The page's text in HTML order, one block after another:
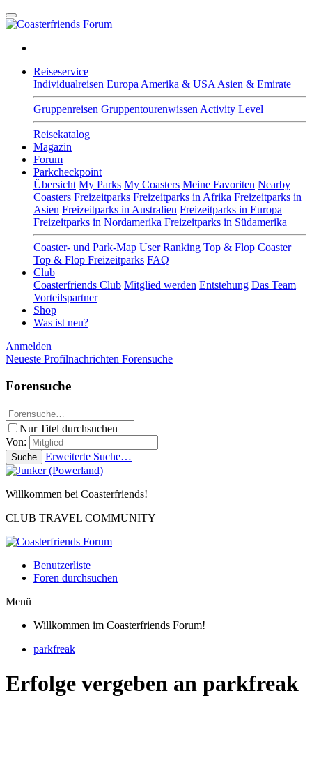
Reiseservice
Individualreisen Europa Amerika & USA Asien & Emirate
Gruppenreisen Gruppentourenwissen Activity Level
Reisekatalog
Magazin
Forum
Parkcheckpoint
Übersicht My Parks My Coasters Meine Favoriten Nearby
Coasters Freizeitparks Freizeitparks in Afrika Freizeitparks in
Asien Freizeitparks in Australien Freizeitparks in Europa
Freizeitparks in Nordamerika Freizeitparks in Südamerika
Coaster- und Park-Map User Ranking Top & Flop Coaster
Top & Flop Freizeitparks FAQ
Club
Coasterfriends Club Mitglied werden Entstehung Das Team
Vorteilspartner
Shop
Was ist neu?
Anmelden
Neueste Profilnachrichten Forensuche
Forensuche
Nur Titel durchsuchen
Von:
Suche Erweiterte Suche…
Willkommen bei Coasterfriends!
CLUB TRAVEL COMMUNITY
Benutzerliste
Foren durchsuchen
Menü
Willkommen im Coasterfriends Forum!
parkfreak
Erfolge vergeben an parkfreak